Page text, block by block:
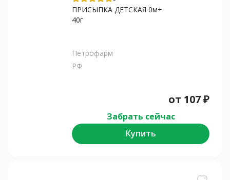
ПРИСЫПКА ДЕТСКАЯ 0м+
40г
Петрофарм
РФ
от 107₽
Забрать сейчас
Купить